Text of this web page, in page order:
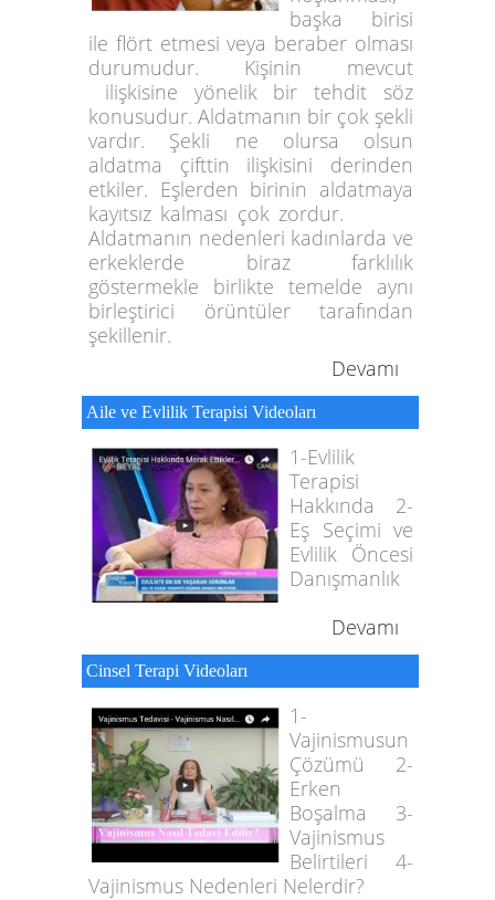
başka birisi
ile flört etmesi veya beraber olması
durumudur. Kişinin mevcut
ilişkisine yönelik bir tehdit söz
konusudur. Aldatmanın bir çok şekli
vardır. Şekli ne olursa olsun
aldatma çifttin ilişkisini derinden
etkiler. Eşlerden birinin aldatmaya
kayıtsız kalması çok zordur.
Aldatmanın nedenleri kadınlarda ve
erkeklerde biraz farklılık
göstermekle birlikte temelde aynı
birleştirici örüntüler tarafından
şekillenir.
Devamı
Aile ve Evlilik Terapisi Videoları
1-Evlilik
Terapisi
Hakkında 2-
Eş Seçimi ve
Evlilik Öncesi
Danışmanlık
Devamı
Cinsel Terapi Videoları
1-
Vajinismusun
Çözümü 2-
Erken
Boşalma 3-
Vajinismus
Belirtileri 4-
Vajinismus Nedenleri Nelerdir?